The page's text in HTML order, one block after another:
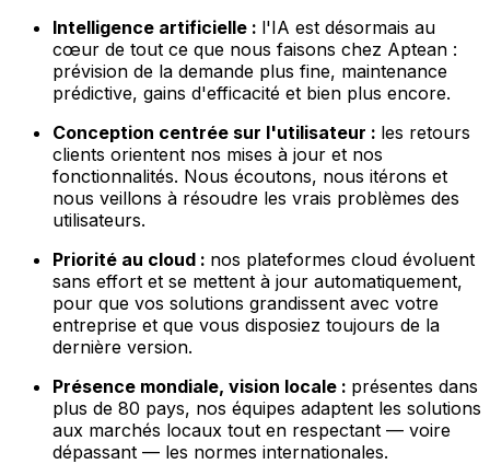
Intelligence artificielle : l'IA est désormais au
cœur de tout ce que nous faisons chez Aptean :
prévision de la demande plus fine, maintenance
prédictive, gains d'efficacité et bien plus encore.
Conception centrée sur l'utilisateur : les retours
clients orientent nos mises à jour et nos
fonctionnalités. Nous écoutons, nous itérons et
nous veillons à résoudre les vrais problèmes des
utilisateurs.
Priorité au cloud : nos plateformes cloud évoluent
sans effort et se mettent à jour automatiquement,
pour que vos solutions grandissent avec votre
entreprise et que vous disposiez toujours de la
dernière version.
Présence mondiale, vision locale : présentes dans
plus de 80 pays, nos équipes adaptent les solutions
aux marchés locaux tout en respectant — voire
dépassant — les normes internationales.